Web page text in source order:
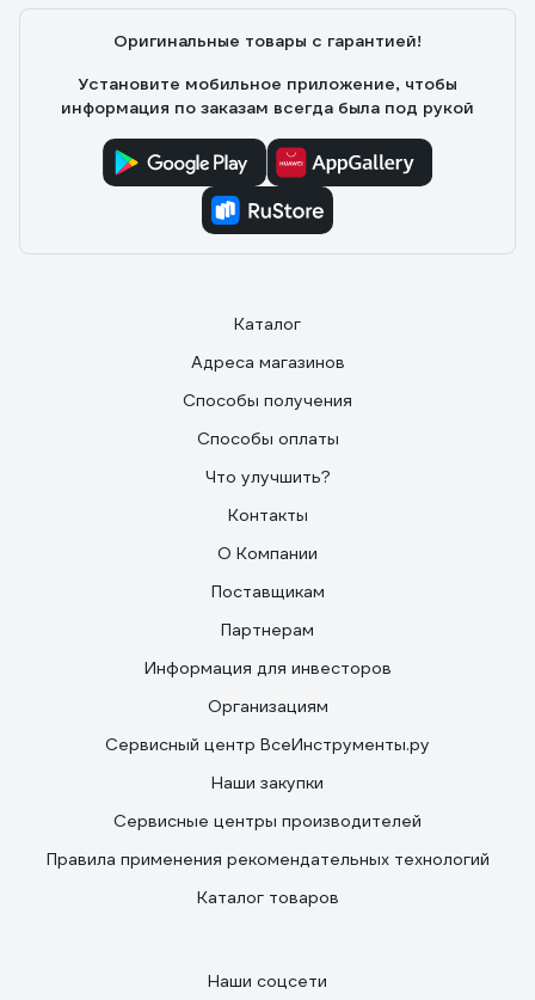
Оригинальные товары с гарантией!
Установите мобильное приложение, чтобы
информация по заказам всегда была под рукой
Каталог
Адреса магазинов
Способы получения
Способы оплаты
Что улучшить?
Контакты
О Компании
Поставщикам
Партнерам
Информация для инвесторов
Организациям
Сервисный центр ВсеИнструменты.ру
Наши закупки
Сервисные центры производителей
Правила применения рекомендательных технологий
Каталог товаров
Наши соцсети